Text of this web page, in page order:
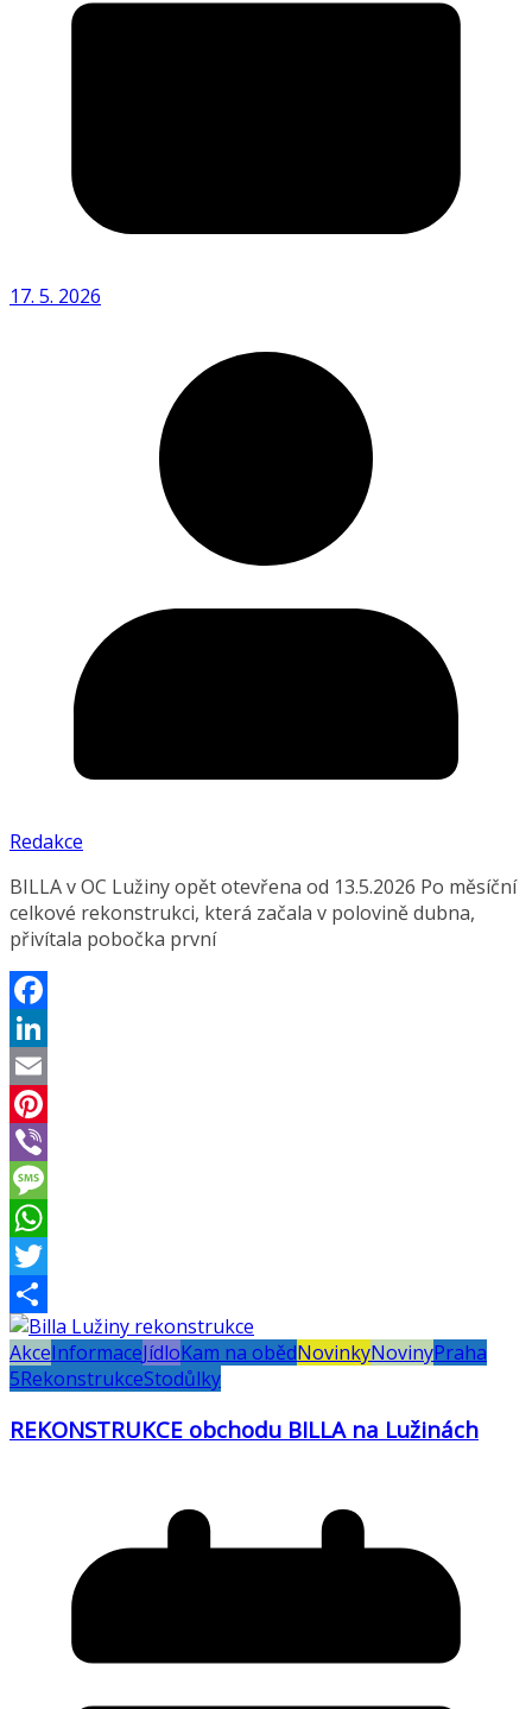
17. 5. 2026
Redakce
BILLA v OC Lužiny opět otevřena od 13.5.2026 Po měsíční
celkové rekonstrukci, která začala v polovině dubna,
přivítala pobočka první
Facebook
LinkedIn
Email
Pinterest
Viber
Message
WhatsApp
Twitter
Share
AkceInformaceJídloKam na obědNovinkyNovinyPraha
5RekonstrukceStodůlky
REKONSTRUKCE obchodu BILLA na Lužinách